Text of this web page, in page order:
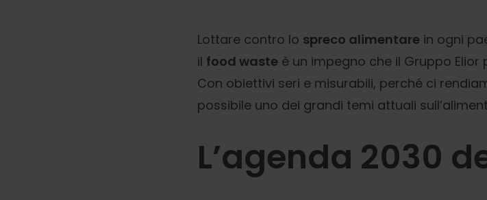
Lottare contro lo spreco alimentare in ogni
il food waste è un impegno che il Gruppo
Con obiettivi seri e misurabili, perché ci
possibile uno dei grandi temi attuali
L’agenda 2030